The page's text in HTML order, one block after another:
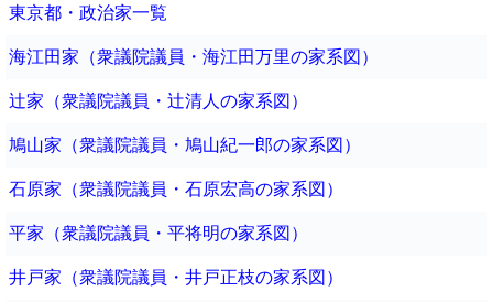
東京都・政治家一覧
海江田家（衆議院議員・海江田万里の家系図）
辻家（衆議院議員・辻清人の家系図）
鳩山家（衆議院議員・鳩山紀一郎の家系図）
石原家（衆議院議員・石原宏高の家系図）
平家（衆議院議員・平将明の家系図）
井戸家（衆議院議員・井戸正枝の家系図）